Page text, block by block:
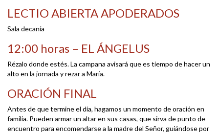
LECTIO ABIERTA APODERADOS
Sala decanía
12:00 horas – EL ÁNGELUS
Rézalo donde estés. La campana avisará que es tiempo de hacer un
alto en la jornada y rezar a María.
ORACIÓN FINAL
Antes de que termine el día, hagamos un momento de oración en
familia. Pueden armar un altar en sus casas, que sirva de punto de
encuentro para encomendarse a la madre del Señor, guiándose por